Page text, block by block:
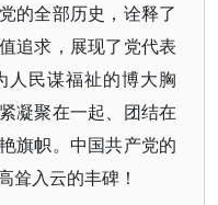
的全部历史，诠释了
追求，展现了党代表
人民谋福祉的博大胸
凝聚在一起、团结在
旗帜。中国共产党的
耸入云的丰碑！